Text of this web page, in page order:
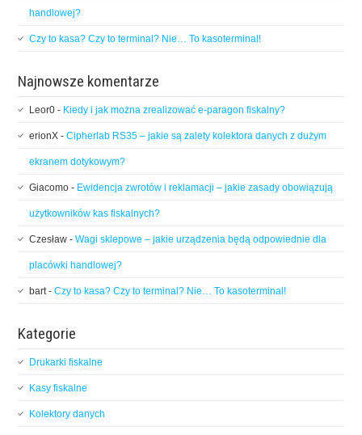
handlowej?
Czy to kasa? Czy to terminal? Nie… To kasoterminal!
Najnowsze komentarze
Leor0 - Kiedy i jak można zrealizować e-paragon fiskalny?
erionX -Cipherlab RS35 – jakie są zalety kolektora danych z dużym
ekranem dotykowym?
Giacomo - Ewidencja zwrotów i reklamacji – jakie zasady obowiązują
użytkowników kas fiskalnych?
Czesław -Wagi sklepowe – jakie urządzenia będą odpowiednie dla
placówki handlowej?
bart-Czy to kasa? Czy to terminal? Nie… To kasoterminal!
Kategorie
Drukarki fiskalne
Kasy fiskalne
Kolektory danych